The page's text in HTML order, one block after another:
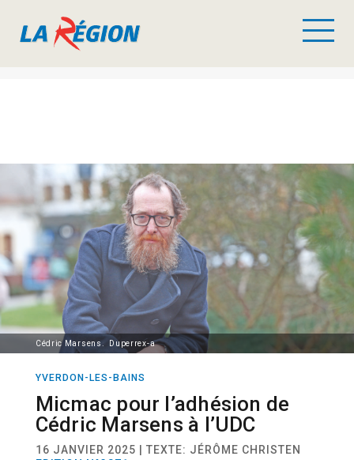
Cédric Marsens. Duperrex-a
YVERDON-LES-BAINS
Micmac pour l’adhésion de
Cédric Marsens à l’UDC
16 JANVIER 2025 | TEXTE: JÉRÔME CHRISTEN